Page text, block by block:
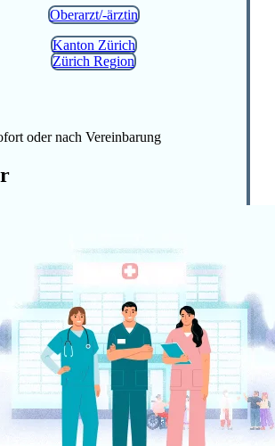
Oberarzt/-ärztin
Kanton Zürich
Zürich Region
oder nach Vereinbarung